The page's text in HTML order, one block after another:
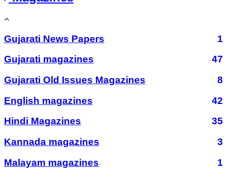
Gujarati News Papers
1
Gujarati magazines
47
Gujarati Old Issues Magazines
8
English magazines
42
Hindi Magazines
35
Kannada magazines
3
Malayam magazines
1